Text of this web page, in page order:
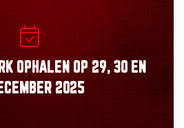
OPHALEN OP 29, 30 EN
2025